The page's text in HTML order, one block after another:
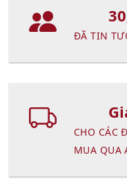
ĐÃ TIN
CHO CÁC
MUA QUA